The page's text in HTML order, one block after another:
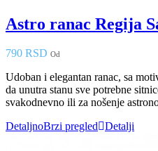
Astro ranac Regija
790 RSD Od
Udoban i elegantan ranac, sa
da unutra stanu sve potrebne
svakodnevno ili za nošenje
DetaljnoBrzi pregled Detalji